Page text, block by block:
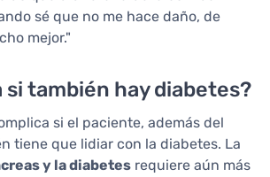
sé que no me hace daño, de
mejor."
si también hay diabetes?
si el paciente, además del
tiene que lidiar con la diabetes. La
y la diabetes requiere aún más